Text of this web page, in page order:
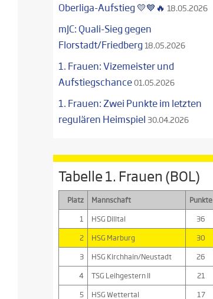
Oberliga-Aufstieg 💛💙🔥 18.05.2026
mJC: Quali-Sieg gegen
Florstadt/Friedberg 18.05.2026
1. Frauen: Vizemeister und
Aufstiegschance01.05.2026
1. Frauen: Zwei Punkte im letzten
regulären Heimspiel 30.04.2026
Tabelle 1. Frauen (BOL)
Platz Mannschaft
Punkte
1
HSG Dilltal
36
2
HSG Marburg
30
3
HSG Kirchhain/Neustadt
26
4
TSG Leihgestern II
21
5
HSG Wettertal
17